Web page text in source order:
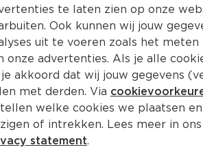
te laten zien op onze
Ook kunnen wij jouw
uit te voeren zoals het
onze advertenties. Als je alle
akkoord dat wij jouw gegevens
met derden. Via
welke cookies we plaatsen
of intrekken. Lees meer in ons
statement.